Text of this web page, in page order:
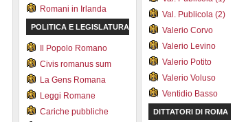
Romani in Irlanda
POLITICA E LEGISLATURA
Il Popolo Romano
Civis romanus sum
La Gens Romana
Leggi Romane
Cariche pubbliche
Val. Publicola (2)
Valerio Corvo
Valerio Levino
Valerio Potito
Valerio Voluso
Ventidio Basso
DITTATORI DI ROMA